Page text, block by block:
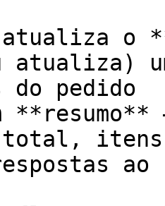
o
atualiza)
do pedido
total,